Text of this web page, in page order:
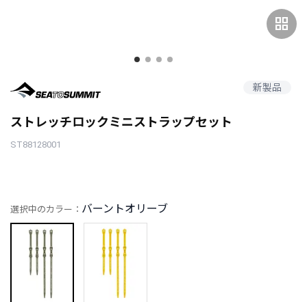
grid_view
新製品
ストレッチロックミニストラップセット
ST88128001
選択中のカラー： バーントオリーブ